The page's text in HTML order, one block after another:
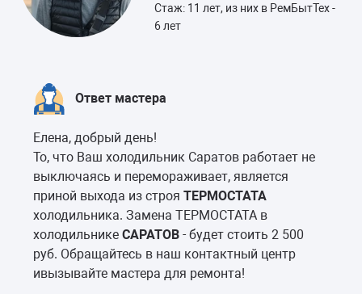
Стаж: 11 лет, из них в РемБытТех -
6 лет
Ответ мастера
Елена, добрый день!
То, что Ваш холодильник Саратов работает не
выключаясь и перемораживает, является
приной выхода из строя ТЕРМОСТАТА
холодильника. Замена ТЕРМОСТАТА в
холодильнике САРАТОВ - будет стоить 2 500
руб. Обращайтесь в наш контактный центр
ивызывайте мастера для ремонта!